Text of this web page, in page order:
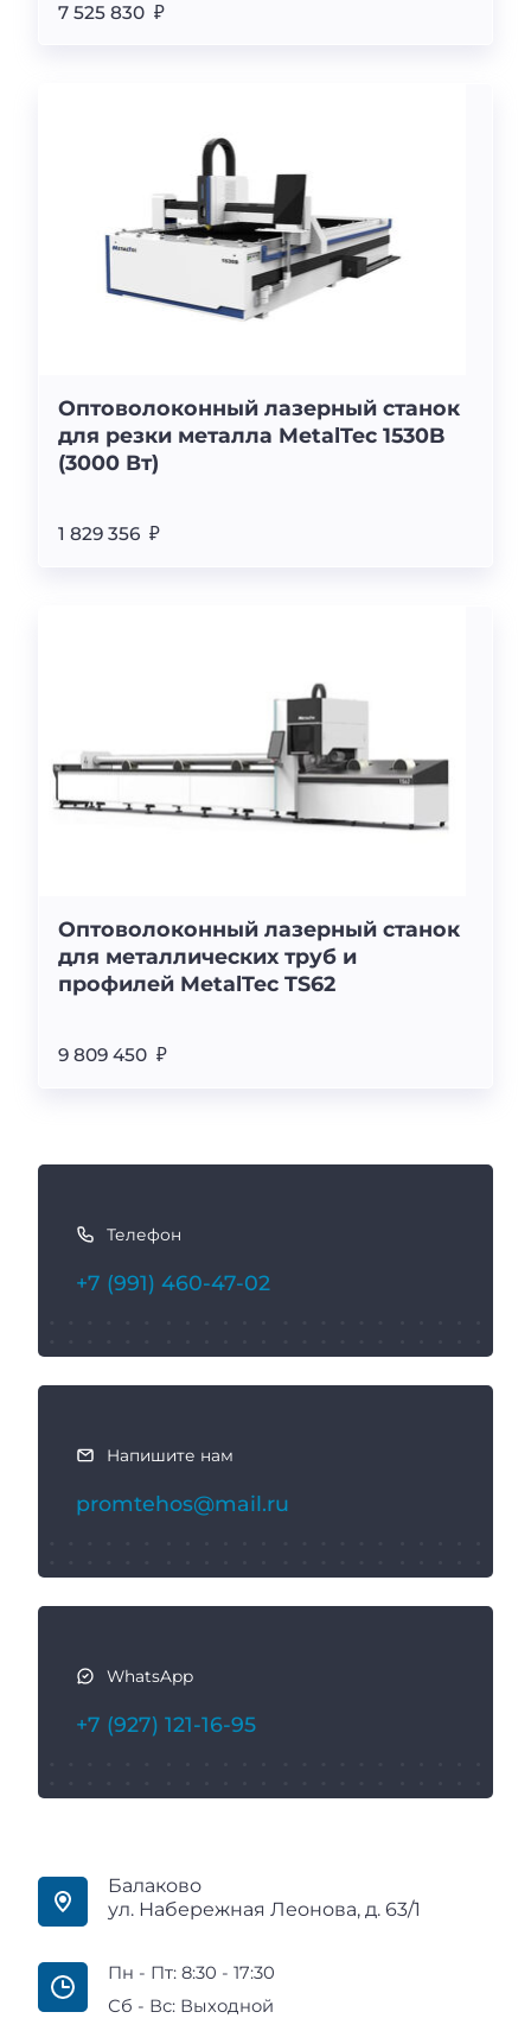
7 525 830 ₽
Оптоволоконный лазерный станок
для резки металла MetalTec 1530B
(3000 Вт)
1 829 356 ₽
Оптоволоконный лазерный станок
для металлических труб и
профилей MetalTec TS62
9 809 450 ₽
з
а
Телефон
+7 (991) 460-47-02
Напишите нам
promtehos@mail.ru
WhatsApp
+7 (927) 121-16-95
Балаково
ул. Набережная Леонова, д. 63/1
Пн - Пт: 8:30 - 17:30
Сб - Вс: Выходной